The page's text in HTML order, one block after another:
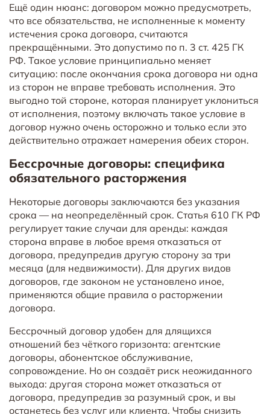
Ещё один нюанс: договором можно предусмотреть,
что все обязательства, не исполненные к моменту
истечения срока договора, считаются
прекращёнными. Это допустимо по п. 3 ст. 425 ГК
РФ. Такое условие принципиально меняет
ситуацию: после окончания срока договора ни одна
из сторон не вправе требовать исполнения. Это
выгодно той стороне, которая планирует уклониться
от исполнения, поэтому включать такое условие в
договор нужно очень осторожно и только если это
действительно отражает намерения обеих сторон.
Бессрочные договоры: специфика
обязательного расторжения
Некоторые договоры заключаются без указания
срока — на неопределённый срок. Статья 610 ГК РФ
регулирует такие случаи для аренды: каждая
сторона вправе в любое время отказаться от
договора, предупредив другую сторону за три
месяца (для недвижимости). Для других видов
договоров, где законом не установлено иное,
применяются общие правила о расторжении
договора.
Бессрочный договор удобен для длящихся
отношений без чёткого горизонта: агентские
договоры, абонентское обслуживание,
сопровождение. Но он создаёт риск неожиданного
выхода: другая сторона может отказаться от
договора, предупредив за разумный срок, и вы
останетесь без услуг или клиента. Чтобы снизить